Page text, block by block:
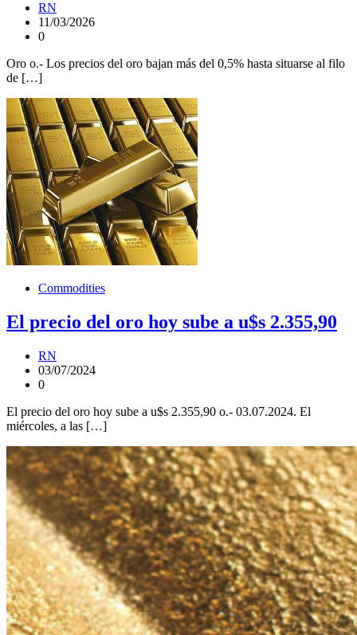
RN
11/03/2026
0
Oro o.- Los precios del oro bajan más del 0,5% hasta situarse al filo
de […]
Commodities
El precio del oro hoy sube a u$s 2.355,90
RN
03/07/2024
0
El precio del oro hoy sube a u$s 2.355,90 o.- 03.07.2024. El
miércoles, a las […]